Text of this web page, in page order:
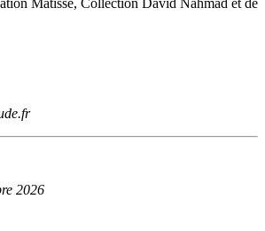
Matisse, Collection David Nahmad et de
2026